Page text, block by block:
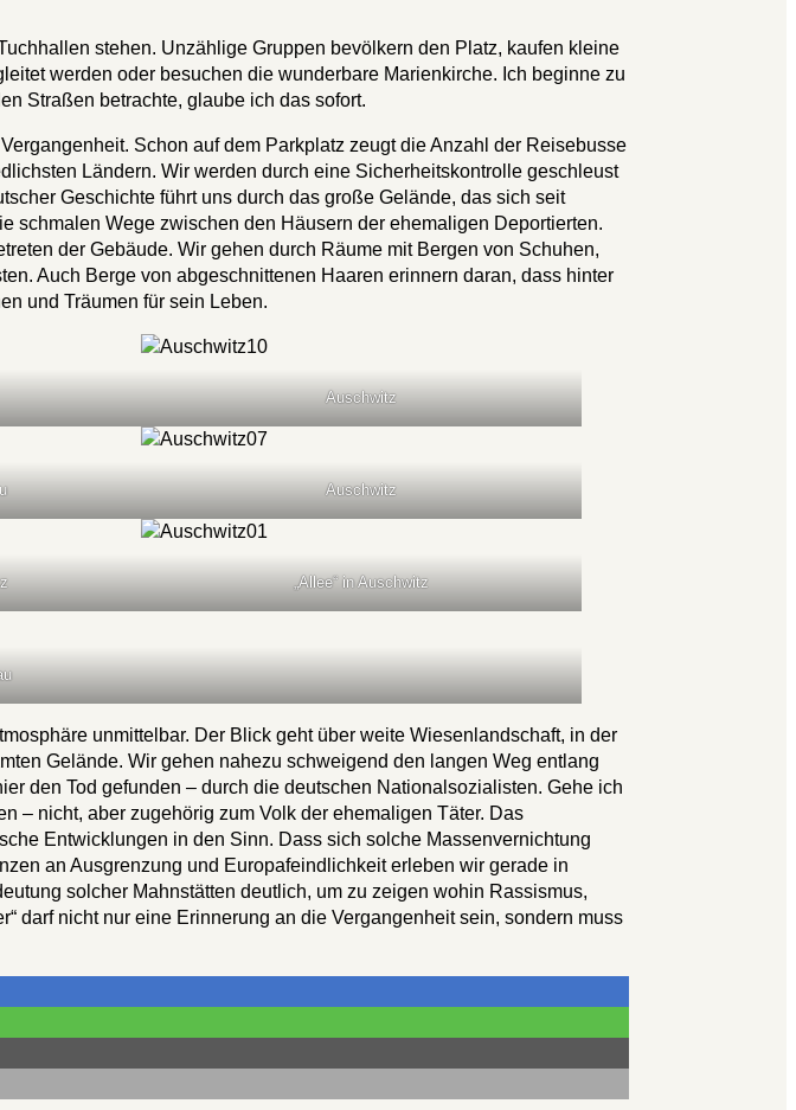
stehen. Unzählige Gruppen bevölkern den Platz, kaufen kleine
werden oder besuchen die wunderbare Marienkirche. Ich beginne zu
Straßen betrachte, glaube ich das sofort.
Schon auf dem Parkplatz zeugt die Anzahl der Reisebusse
Ländern. Wir werden durch eine Sicherheitskontrolle geschleust
Geschichte führt uns durch das große Gelände, das sich seit
schmalen Wege zwischen den Häusern der ehemaligen Deportierten.
der Gebäude. Wir gehen durch Räume mit Bergen von Schuhen,
Auch Berge von abgeschnittenen Haaren erinnern daran, dass hinter
und Träumen für sein Leben.
Auschwitz
Auschwitz
„Allee“ in Auschwitz
unmittelbar. Der Blick geht über weite Wiesenlandschaft, in der
Gelände. Wir gehen nahezu schweigend den langen Weg entlang
den Tod gefunden – durch die deutschen Nationalsozialisten. Gehe ich
– nicht, aber zugehörig zum Volk der ehemaligen Täter. Das
Entwicklungen in den Sinn. Dass sich solche Massenvernichtung
an Ausgrenzung und Europafeindlichkeit erleben wir gerade in
solcher Mahnstätten deutlich, um zu zeigen wohin Rassismus,
darf nicht nur eine Erinnerung an die Vergangenheit sein, sondern muss